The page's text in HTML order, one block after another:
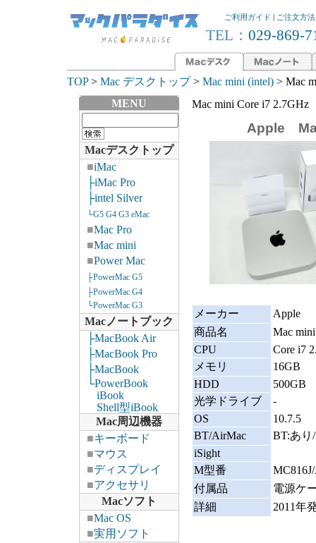
ご利用ガイド | ご注文方法
TEL： 029-869-
TOP> Mac デスクトップ> Mac mini (intel) > Mac
MENU
Macデスクトップ
■iMac
├iMac Pro
├intel Silver
└G5 G4 G3 eMac
■Mac Pro
■Mac mini
■Power Mac
├PowerMac G5
├PowerMac G4
└PowerMac G3
Macノートブック
├MacBook Air
├MacBook Pro
├MacBook
└PowerBook
iBook
Shell型iBook
Mac周辺機器
■キーボード
■マウス
■ディスプレイ
■アクセサリ
Macソフト
■Mac OS
■実用ソフト
Mac mini Core i7 2.7GHz
Apple
メーカー
Apple
商品名
Mac
CPU
Core i7
メモリ
16GB
HDD
500GB
光学ドライブ
-
OS
10.7.5
BT/AirMac
BT:あり
iSight
M型番
付属品
電源ケ
詳細
2011年